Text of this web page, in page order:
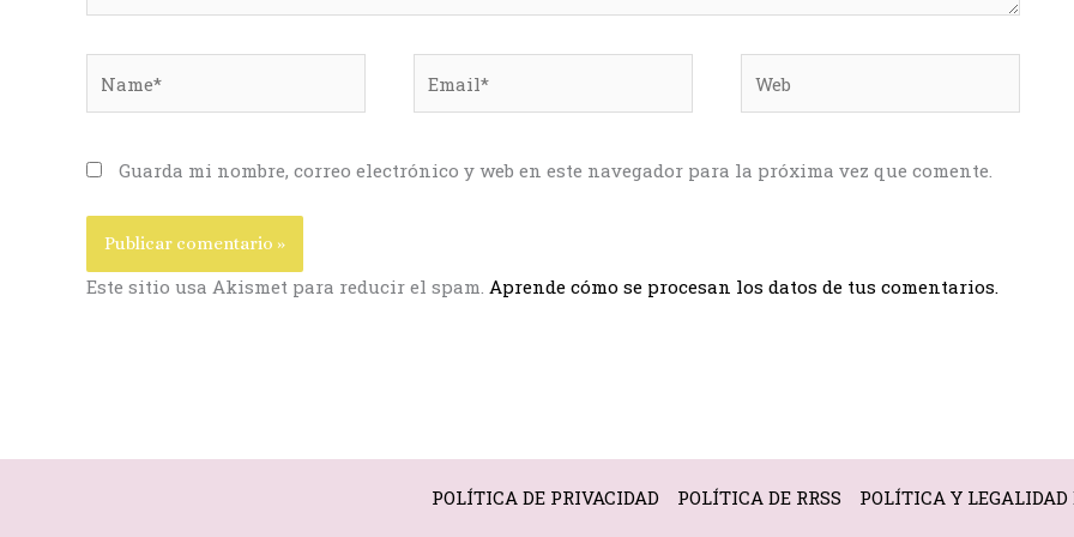
Guarda mi nombre, correo electrónico y web en este navegador para la próxima vez que comente.
Este sitio usa Akismet para reducir el spam. Aprende cómo se procesan los datos de tus comentarios.
POLÍTICA DE PRIVACIDAD POLÍTICA DE RRSS POLÍTICA Y LEGALIDAD